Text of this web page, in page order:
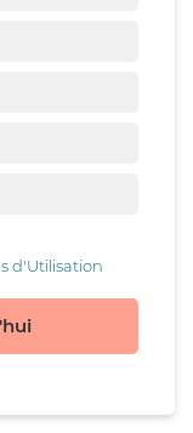
d'Utilisation